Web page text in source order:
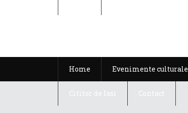
Home Evenimente culturale
Cititor de Iasi Contact